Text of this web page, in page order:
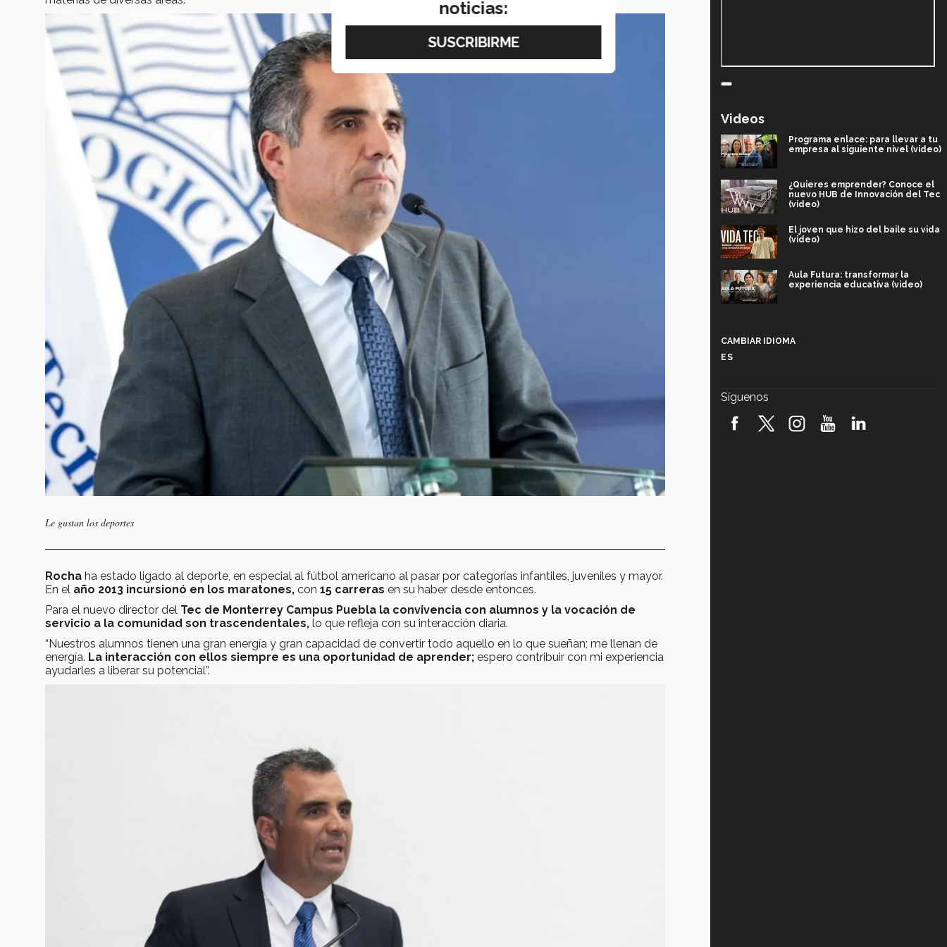
Le gustan los deportes
Rocha ha estado ligado al deporte, en especial al fútbol americano al pasar por categorías infantiles, juveniles y mayor.
En el año 2013 incursionó en los maratones, con 15 carreras en su haber desde entonces.
Para el nuevo director del Tec de Monterrey Campus Puebla la convivencia con alumnos y la vocación de
servicio a la comunidad son trascendentales, lo que refleja con su interacción diaria.
“Nuestros alumnos tienen una gran energía y gran capacidad de convertir todo aquello en lo que sueñan; me llenan de
energía. La interacción con ellos siempre es una oportunidad de aprender; espero contribuir con mi experiencia
ayudarles a liberar su potencial”.
Videos
Programa enlace: para llevar a tu
empresa al siguiente nivel (video)
¿Quieres emprender? Conoce el
nuevo HUB de Innovación del Tec
(video)
El joven que hizo del baile su vida
(video)
Aula Futura: transformar la
experiencia educativa (video)
robótica FIRST 2026! (video)
CAMBIAR IDIOMA
ES
Síguenos
noticias: